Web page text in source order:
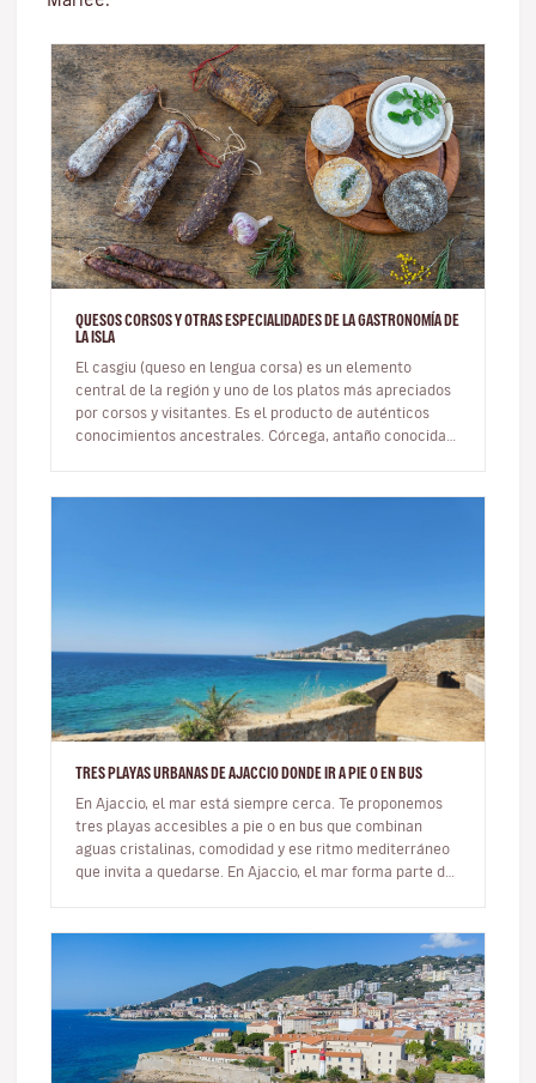
QUESOS CORSOS Y OTRAS ESPECIALIDADES DE LA GASTRONOMÍA DE
LA ISLA
El casgiu (queso en lengua corsa) es un elemento
central de la región y uno de los platos más apreciados
por corsos y visitantes. Es el producto de auténticos
conocimientos ancestrales. Córcega, antaño conocida
TRES PLAYAS URBANAS DE AJACCIO DONDE IR A PIE O EN BUS
En Ajaccio, el mar está siempre cerca. Te proponemos
tres playas accesibles a pie o en bus que combinan
aguas cristalinas, comodidad y ese ritmo mediterráneo
que invita a quedarse. En Ajaccio, el mar forma parte de